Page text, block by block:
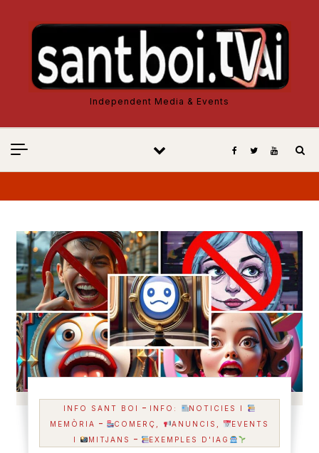
Independent Media & Events
INFO SANT BOI - INFO:
NOTICIES I
MEMÒRIA - COMERÇ, ANUNCIS,
EVENTS
I
MITJANS - EXEMPLES D'IAG